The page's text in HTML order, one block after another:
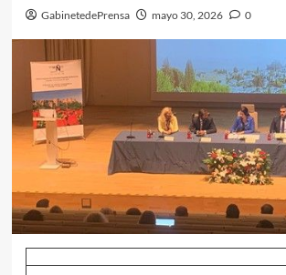
GabinetedePrensa mayo 30, 2026 0